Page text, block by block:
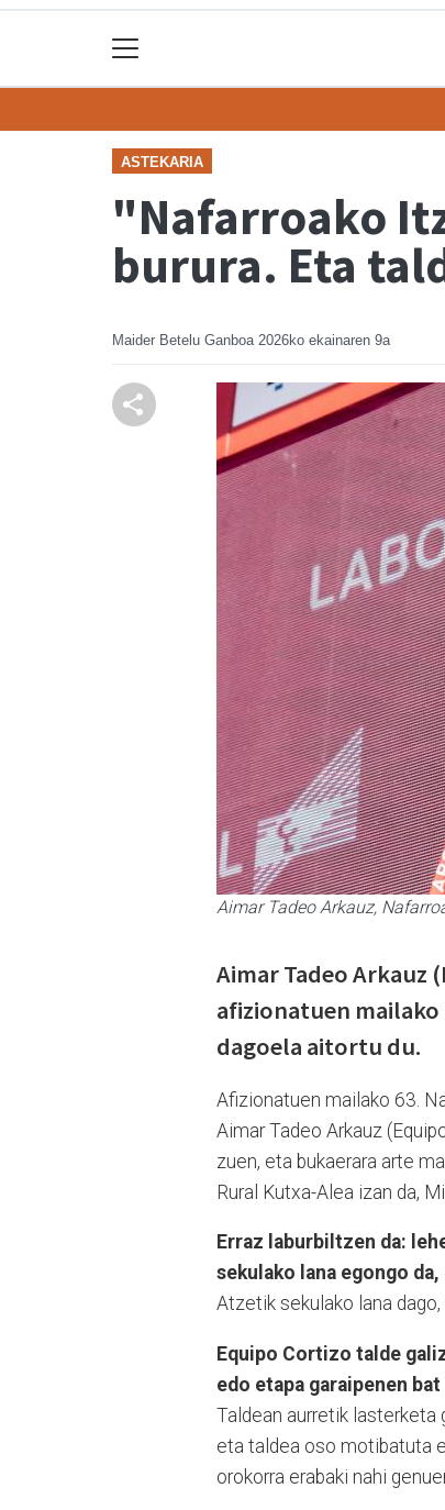
ASTEKARIA
"Nafarroako
burura. Eta
Maider Betelu Ganboa 2026ko ekainaren 9a
Aimar Tadeo Arkauz,
Aimar Tadeo
afizionatuen
dagoela aitortu du.
Afizionatuen mailako 63.
Aimar Tadeo Arkauz
zuen, eta bukaerara arte
Rural Kutxa-Alea izan da,
Erraz laburbiltzen da:
sekulako lana egongo da,
Atzetik sekulako lana
Equipo Cortizo talde
edo etapa garaipenen
Taldean aurretik lasterketa
eta taldea oso motibatuta
orokorra erabaki nahi